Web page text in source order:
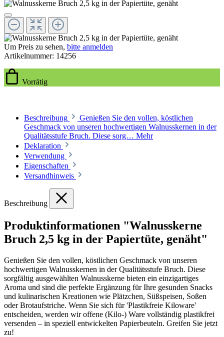
Um Preis zu sehen, bitte anmelden
Artikelnummer: 14256
Vorrätig
Beschreibung
Genießen Sie den vollen, köstlichen
Geschmack von unseren hochwertigen Walnusskernen in der
Qualitätsstufe Bruch. Diese sorg… Mehr
Deklaration
Verwendung
Eigenschaften
Versandhinweis
Beschreibung
Produktinformationen "Walnusskerne
Bruch 2,5 kg in der Papiertüte, genäht"
Genießen Sie den vollen, köstlichen Geschmack von unseren
hochwertigen Walnusskernen in der Qualitätsstufe Bruch. Diese
sorgfältig ausgewählten Walnusskerne bieten ein einzigartiges
Aroma und sind die perfekte Ergänzung für Ihre gesunden Snacks
und kulinarischen Kreationen wie Plätzchen, Süßspeisen, Soßen
oder Brotaufstriche. Wenn Sie sich für 'Plastikfreie Kiloware'
entscheiden, werden wir offene (Kilo-) Ware vollständig plastikfrei
versenden – in speziell entwickelten Papierbeuteln. Greifen Sie jetzt
zu!